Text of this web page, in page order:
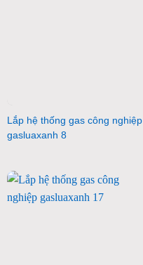
Lắp hệ thống gas công nghiệp
gasluaxanh 8